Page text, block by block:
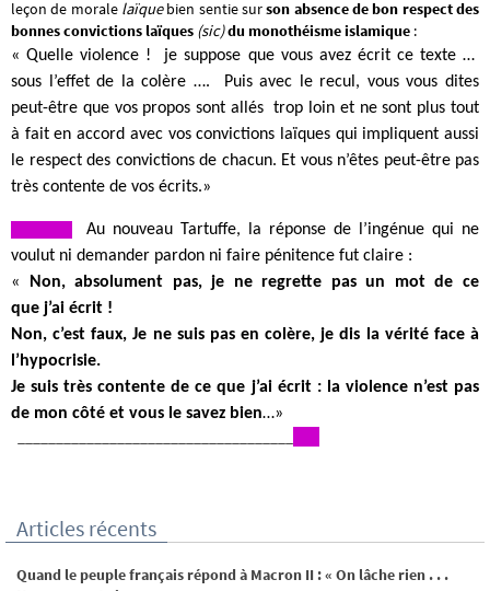
leçon de moralelaïquebien sentie surson absence de bon respect des
bonnes convictions laïques (sic)du monothéisme islamique :
« Quelle violence ! je suppose que vous avez écrit ce texte …
sous l’effet de la colère …. Puis avec le recul, vous vous dites
peut-être que vos propos sont allés trop loin et ne sont plus tout
à fait en accord avec vos convictions laïques qui impliquent aussi
le respect des convictions de chacun. Et vous n’êtes peut-être pas
très contente de vos écrits.»
Au nouveau Tartuffe, la réponse de l’ingénue qui ne
voulut ni demander pardon ni faire pénitence fut claire :
«
Non, absolument pas, je ne regrette pas un mot de ce
que j’ai écrit !
Non, c’est faux, Je ne suis pas en colère, je dis la vérité face à
l’hypocrisie.
Je suis très contente de ce que j’ai écrit : la violence n’est pas
de mon côté et vous le savez bien…»
Articles récents
Quand le peuple français répond à Macron II : « On lâche rien . . .